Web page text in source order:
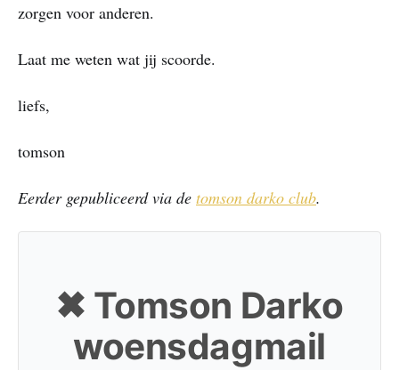
zorgen voor anderen.
Laat me weten wat jij scoorde.
liefs,
tomson
Eerder gepubliceerd via de tomson darko club.
✖ Tomson Darko
woensdagmail